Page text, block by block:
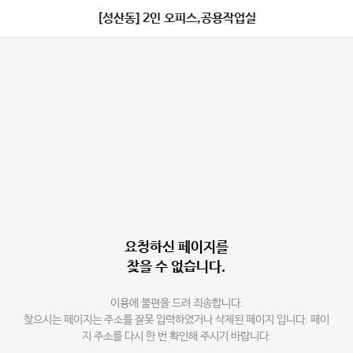
[성산동] 2인 오피스,공용작업실
요청하신 페이지를
찾을 수 없습니다.
이용에 불편을 드려 죄송합니다.
찾으시는 페이지는 주소를 잘못 입력하였거나 삭제된 페이지 입니다. 페이
지 주소를 다시 한 번 확인해 주시기 바랍니다.